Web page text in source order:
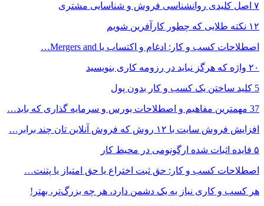
۷ اصل کلیدی روانشناسی فروش و شناسایی مشتری
۱۲ نکته طلایی که چطور کارآفرین شویم
اصطلاحات کسب و کار: ادغام و اکتساب یا Mergers and…
۲۰ واژه که هرگز نباید در رزومه کاری بنویسید
5 کلید ساختن یک کسب و کار بدون پول
37 مهمترین مفاهیم و اصطلاحات بورس و سرمایه گذاری که باید…
افزایش فروش سایت با ۱۲ روش که فروش آنلاین تان چند برابر…
۵ فایده اثبات شده ارگونومی در محیط کار
اصطلاحات کسب و کار: حق ثبت اختراع یا حق امتیاز یا پتنت…
هر کسب و کاری نیاز به یک دشمن دارد، هر چه بزرگ‌تر، بهتر!